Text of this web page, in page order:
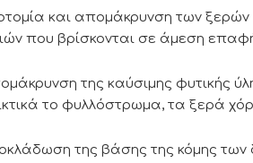
και απομάκρυνση των
που βρίσκονται σε άμεση
της καύσιμης φυτικής
το φυλλόστρωμα, τα ξερά
της βάσης της κόμης των